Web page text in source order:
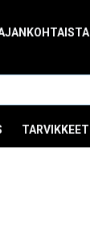
TARVIKKEET